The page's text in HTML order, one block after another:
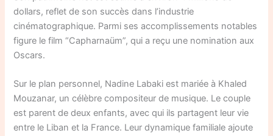
dollars, reflet de son succès dans l’industrie
cinématographique. Parmi ses accomplissements notables
figure le film “Capharnaüm”, qui a reçu une nomination aux
Oscars.
Sur le plan personnel, Nadine Labaki est mariée à Khaled
Mouzanar, un célèbre compositeur de musique. Le couple
est parent de deux enfants, avec qui ils partagent leur vie
entre le Liban et la France. Leur dynamique familiale ajoute